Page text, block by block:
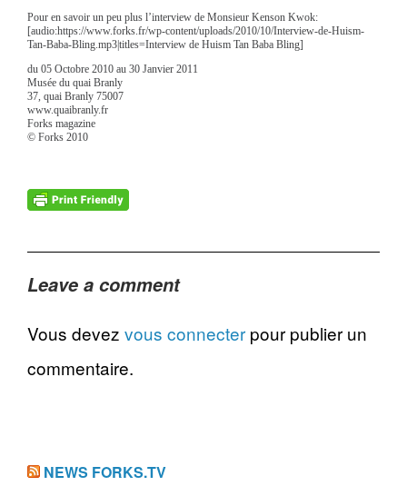
Pour en savoir un peu plus l’interview de Monsieur Kenson Kwok:
[audio:https://www.forks.fr/wp-content/uploads/2010/10/Interview-de-Huism-
Tan-Baba-Bling.mp3|titles=Interview de Huism Tan Baba Bling]
du 05 Octobre 2010 au 30 Janvier 2011
Musée du quai Branly
37, quai Branly 75007
www.quaibranly.fr
Forks magazine
© Forks 2010
Leave a comment
Vous devez vous connecter pour publier un
commentaire.
NEWS FORKS.TV